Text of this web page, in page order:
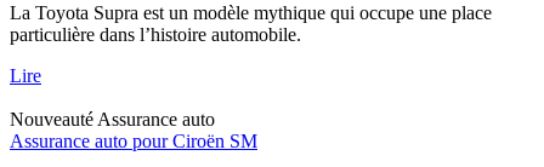
La Toyota Supra est un modèle mythique qui occupe une place
particulière dans l’histoire automobile.
Lire
Nouveauté Assurance auto
Assurance auto pour Ciroën SM